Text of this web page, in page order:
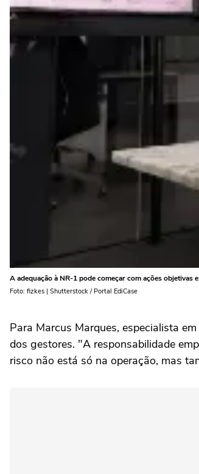
A adequação à NR-1 pode começar com ações objetivas
Foto: fizkes | Shutterstock / Portal EdiCase
Para Marcus Marques, especialista
dos gestores. "A responsabilidade
risco não está só na operação, mas